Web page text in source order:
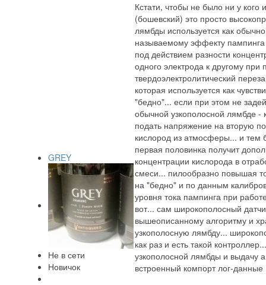
GREY
Не в сети
Новичок
Кстати, чтобы не было ни у
(бошевский) это просто
лямбды используется как
называемому эффекту
под действием разности
одного электрода к другому
твердоэлектролитический
которая используется как
"бедно"... если при этом не
обычной узкополосной лямбде -
подать напряжение на вторую
кислород из атмосферы... и тем
первая половинка получит
концентрации кислорода в
смеси... пилообразно повышая
на "бедно" и по данным
уровня тока пампинга при
вот... сам широкополосный
вышеописанному алгоритму и
узкополосную лямбду...
как раз и есть такой
узкополосной лямбды и выдачу
встроенный компорт лог-данные